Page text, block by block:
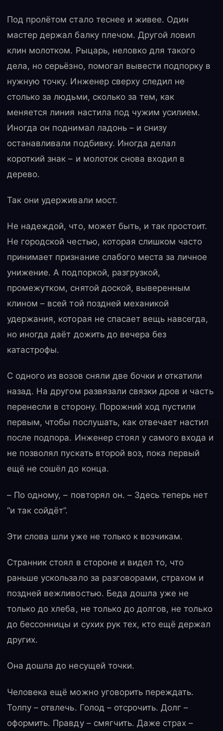
Под пролётом стало теснее и живее. Один
мастер держал балку плечом. Другой ловил
клин молотком. Рыцарь, неловко для такого
дела, но серьёзно, помогал вывести подпорку в
нужную точку. Инженер сверху следил не
столько за людьми, сколько за тем, как
меняется линия настила под чужим усилием.
Иногда он поднимал ладонь – и снизу
останавливали подбивку. Иногда делал
короткий знак – и молоток снова входил в
дерево.
Так они удерживали мост.
Не надеждой, что, может быть, и так простоит.
Не городской честью, которая слишком часто
принимает признание слабого места за личное
унижение. А подпоркой, разгрузкой,
промежутком, снятой доской, выверенным
клином – всей той поздней механикой
удержания, которая не спасает вещь навсегда,
но иногда даёт дожить до вечера без
катастрофы.
С одного из возов сняли две бочки и откатили
назад. На другом развязали связки дров и часть
перенесли в сторону. Порожний ход пустили
первым, чтобы послушать, как отвечает настил
после подпора. Инженер стоял у самого входа и
не позволял пускать второй воз, пока первый
ещё не сошёл до конца.
– По одному, – повторял он. – Здесь теперь нет
“и так сойдёт”.
Эти слова шли уже не только к возчикам.
Странник стоял в стороне и видел то, что
раньше ускользало за разговорами, страхом и
поздней вежливостью. Беда дошла уже не
только до хлеба, не только до долгов, не только
до бессонницы и сухих рук тех, кто ещё держал
других.
Она дошла до несущей точки.
Человека ещё можно уговорить переждать.
Толпу – отвлечь. Голод – отсрочить. Долг –
оформить. Правду – смягчить. Даже страх –